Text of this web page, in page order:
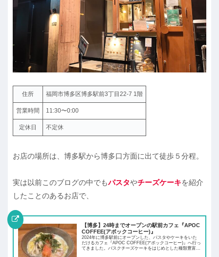
住所 福岡市博多区博多駅前3丁目22-7 1階
営業時間 11:30〜0:00
定休日 不定休
お店の場所は、博多駅から博多口方面に出て徒歩５分程。
実は以前このブログの中でもパスタやチーズケーキを紹介
したことのあるお店で、
【博多】24時までオープンの駅前カフェ『APOC
COFFEE(アポックコーヒー)』
2024年に博多駅前にオープンした、パスタやケーキをいた
だけるカフェ『APOC COFFEE(アポックコーヒー)』へ行っ
てきました。バスクチーズケーキをはじめとした種類豊富な